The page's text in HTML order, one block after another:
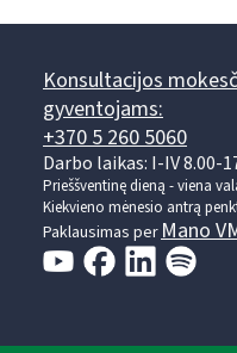
Konsultacijos
gyventojams:
+370 5 260 5060
Darbo laikas: I-IV 8.00-
Prieššventinę dieną - viena
Kiekvieno mėnesio antrą
Paklausimas perMano